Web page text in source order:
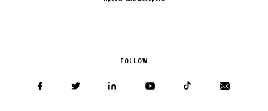
FOLLOW